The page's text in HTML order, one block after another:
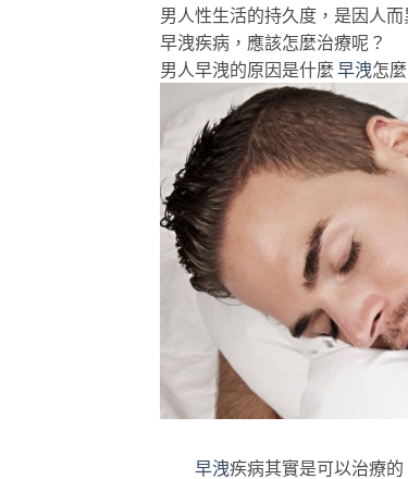
男人性生活的持久度，是因人
早洩疾病，應該怎麼治療呢？
男人早洩的原因是什麼 早洩怎
早洩疾病其實是可以治療